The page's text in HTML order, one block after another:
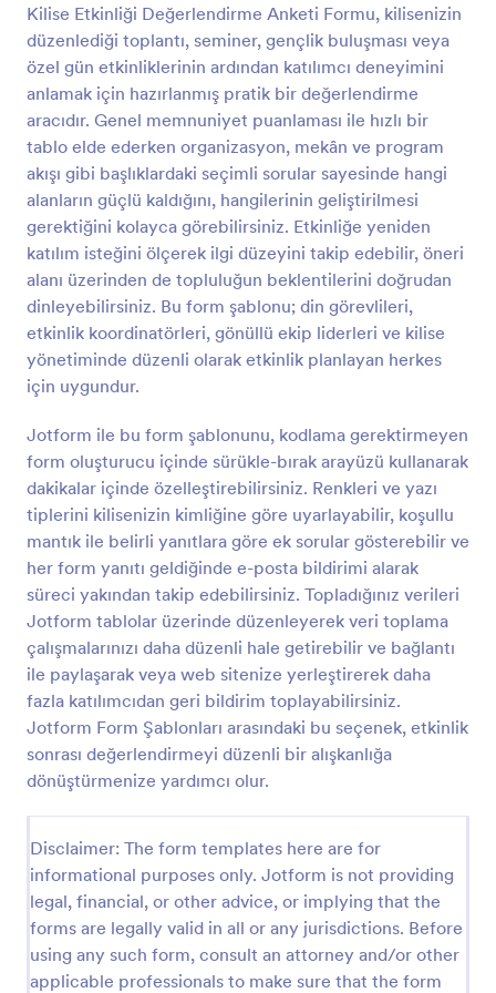
Kilise Etkinliği Değerlendirme Anketi Formu, kilisenizin
düzenlediği toplantı, seminer, gençlik buluşması veya
özel gün etkinliklerinin ardından katılımcı deneyimini
anlamak için hazırlanmış pratik bir değerlendirme
aracıdır. Genel memnuniyet puanlaması ile hızlı bir
tablo elde ederken organizasyon, mekân ve program
akışı gibi başlıklardaki seçimli sorular sayesinde hangi
alanların güçlü kaldığını, hangilerinin geliştirilmesi
gerektiğini kolayca görebilirsiniz. Etkinliğe yeniden
katılım isteğini ölçerek ilgi düzeyini takip edebilir, öneri
alanı üzerinden de topluluğun beklentilerini doğrudan
dinleyebilirsiniz. Bu form şablonu; din görevlileri,
etkinlik koordinatörleri, gönüllü ekip liderleri ve kilise
yönetiminde düzenli olarak etkinlik planlayan herkes
için uygundur.
Jotform ile bu form şablonunu, kodlama gerektirmeyen
form oluşturucu içinde sürükle-bırak arayüzü kullanarak
dakikalar içinde özelleştirebilirsiniz. Renkleri ve yazı
tiplerini kilisenizin kimliğine göre uyarlayabilir, koşullu
mantık ile belirli yanıtlara göre ek sorular gösterebilir ve
her form yanıtı geldiğinde e-posta bildirimi alarak
süreci yakından takip edebilirsiniz. Topladığınız verileri
Jotform tablolar üzerinde düzenleyerek veri toplama
çalışmalarınızı daha düzenli hale getirebilir ve bağlantı
ile paylaşarak veya web sitenize yerleştirerek daha
fazla katılımcıdan geri bildirim toplayabilirsiniz.
Jotform Form Şablonları arasındaki bu seçenek, etkinlik
sonrası değerlendirmeyi düzenli bir alışkanlığa
dönüştürmenize yardımcı olur.
Disclaimer: The form templates here are for
informational purposes only. Jotform is not providing
legal, financial, or other advice, or implying that the
forms are legally valid in all or any jurisdictions. Before
using any such form, consult an attorney and/or other
applicable professionals to make sure that the form
Önizleme
Parti Davet Yanıt Formu
Online Parti Davet Yanıt Formuyla partiyi başlatın!
Doğum günü partisi, ofis etkinliği, bağış etkinliği ve
benzeri etkinlikler düzenliyorsanız sorunsuz bir
şekilde herhangi bir cihazdan davet yanıt formu
toplayabilirsiniz. Sadece etkinliğinizin temasına
uygun bir şekilde bu parti davet yanıt formunu
kişiselleştirin, sonrasına URL bağlantısı yoluyla, e-
posta üzerinden ya da web sitenize bağlantıyı
ekleyerek online davet yanıtlarını toplamaya
başlayın. Daha sonra yanıtlayanlar listesini indirebilir
ya da yanıtlara tablo, kart ve takvim şeklinde
değiştirerek ve sürükle-ve-bırak özellikli form
oluşturucumuzla misafirlerinizi etkinliğiniz hakkında
heyecanlandırın- istediğiniz tasarımı elde etmek
sadece birkaç tıklamanızı alır. Ayrıca eğer davet
yanıtlarınızı diğer hesaplarınızdan da takip etmek
isterseniz, Google Drive, Google Takvim ve Zoom
gibi uygulamalara bağlanmak için 100'den fazla
Go to Category:
Onay Formları
Şablon Kullan
Önizleme